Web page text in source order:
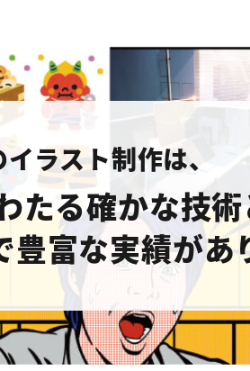
ラスト制作は、
たる確かな技
豊富な実績があ